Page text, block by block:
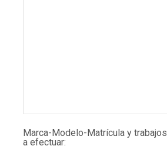
Marca-Modelo-Matrícula y trabajos
a efectuar: